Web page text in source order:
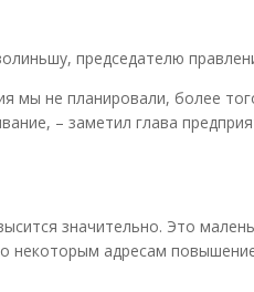
председателю
мы не планировали, более
– заметил глава
значительно. Это
некоторым адресам